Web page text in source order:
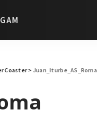
Coaster> Juan_Iturbe_AS_Roma